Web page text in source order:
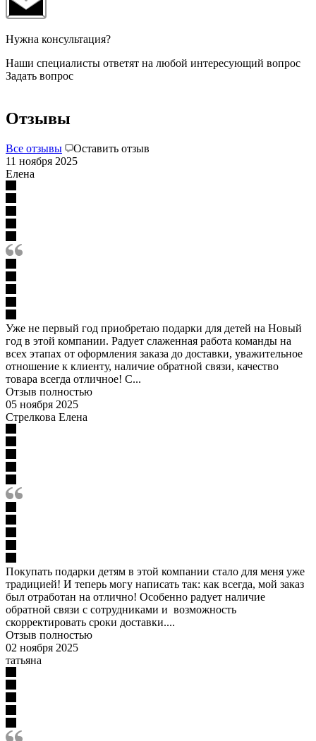
Нужна консультация?
Наши специалисты ответят на любой интересующий вопрос
Задать вопрос
Отзывы
Все отзывы
Оставить отзыв
11 ноября 2025
Елена
Уже не первый год приобретаю подарки для детей на Новый
год в этой компании. Радует слаженная работа команды на
всех этапах от оформления заказа до доставки, уважительное
отношение к клиенту, наличие обратной связи, качество
товара всегда отличное! С...
Отзыв полностью
05 ноября 2025
Стрелкова Елена
Покупать подарки детям в этой компании стало для меня уже
традицией! И теперь могу написать так: как всегда, мой заказ
был отработан на отлично! Особенно радует наличие
обратной связи с сотрудниками и возможность
скорректировать сроки доставки....
Отзыв полностью
02 ноября 2025
татьяна